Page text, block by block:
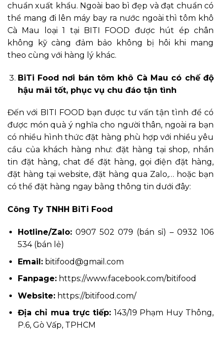
chuẩn xuất khẩu. Ngoài bao bì đẹp và đạt chuẩn có
thể mang đi lên máy bay ra nước ngoài thì tôm khô
Cà Mau loại 1 tại BITI FOOD được hút ép chân
không kỹ càng đảm bảo không bị hôi khi mang
theo cùng với hàng lý khác.
BiTi Food nơi bán tôm khô Cà Mau có chế độ
hậu mãi tốt, phục vụ chu đáo tận tình
Đến với BITI FOOD bạn được tư vấn tận tình để có
được món quà ý nghĩa cho người thân, ngoài ra bạn
có nhiều hình thức đặt hàng phù hợp với nhiều yêu
cầu của khách hàng như: đặt hàng tại shop, nhắn
tin đặt hàng, chat để đặt hàng, gọi điện đặt hàng,
đặt hàng tại website, đặt hàng qua Zalo,… hoặc bạn
có thể đặt hàng ngay bằng thông tin dưới đây:
Công Ty TNHH BiTi Food
Hotline/Zalo:0907 502 079 (bán sỉ) – 0932 106
534 (bán lẻ)
Email:bitifood@gmail.com
Fanpage:https://www.facebook.com/bitifood
Website:https://bitifood.com/
Địa chỉ mua trực tiếp: 143/19 Phạm Huy Thông,
P.6, Gò Vấp, TPHCM